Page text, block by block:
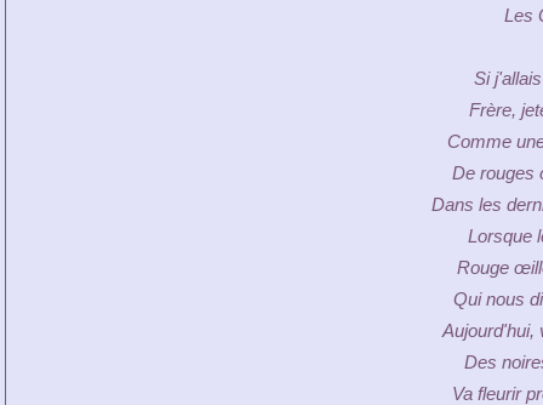
Les
Si
Frère,
Comme
De rouges
Dans les
Lorsque
Rouge
Qui nous
Aujourd'hui,
Des
Va fleurir